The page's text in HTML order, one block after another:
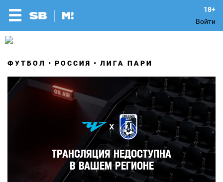
Войти
ФУТБОЛ РОССИЯ ЛИГА ПАРИ